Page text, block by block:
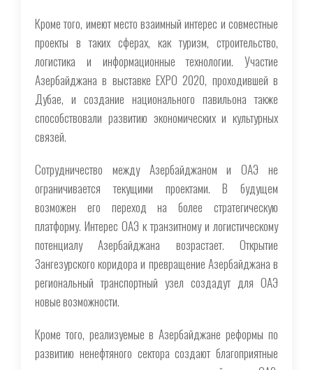
Кроме того, имеют место взаимный интерес и совместные
проекты в таких сферах, как туризм, строительство,
логистика и информационные технологии. Участие
Азербайджана в выставке EXPO 2020, проходившей в
Дубае, и создание национального павильона также
способствовали развитию экономических и культурных
связей.
Сотрудничество между Азербайджаном и ОАЭ не
ограничивается текущими проектами. В будущем
возможен его переход на более стратегическую
платформу. Интерес ОАЭ к транзитному и логистическому
потенциалу Азербайджана возрастает. Открытие
Зангезурского коридора и превращение Азербайджана в
региональный транспортный узел создадут для ОАЭ
новые возможности.
Кроме того, реализуемые в Азербайджане реформы по
развитию ненефтяного сектора создают благоприятные